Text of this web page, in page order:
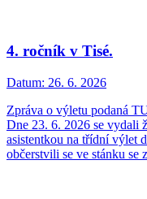
4. ročník v Tisé.
Datum: 26. 6. 2026
Zpráva o výletu podaná
Dne 23. 6. 2026 se vydali
asistentkou na třídní výlet
občerstvili se ve stánku se